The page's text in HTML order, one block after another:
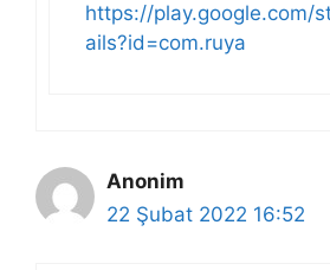
https://play.google.com/
ails?id=com.ruya
Anonim
22 Şubat 2022 16:52